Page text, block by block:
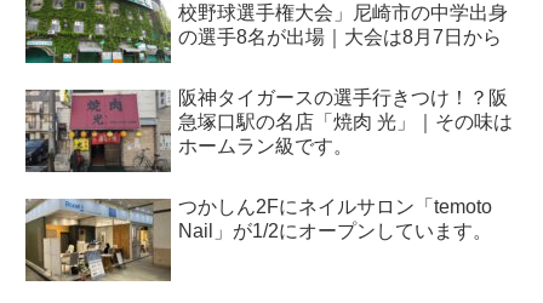
校野球選手権大会」尼崎市の中学出身
の選手8名が出場｜大会は8月7日から
阪神タイガースの選手行きつけ！？阪
急塚口駅の名店「焼肉 光」｜その味は
ホームラン級です。
つかしん2Fにネイルサロン「temoto
Nail」が1/2にオープンしています。